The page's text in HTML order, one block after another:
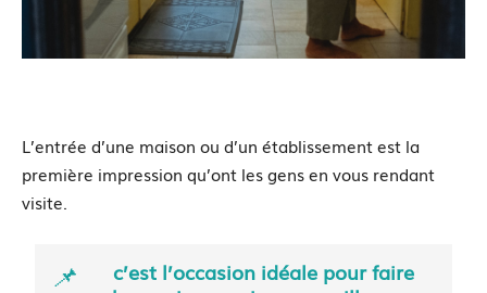
L’entrée d’une maison ou d’un établissement est la
première impression qu’ont les gens en vous rendant
visite.
c’est l’occasion idéale pourfaire